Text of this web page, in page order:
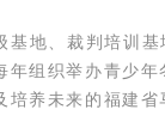
基地、裁判培训
年组织举办青少
培养未来的福建